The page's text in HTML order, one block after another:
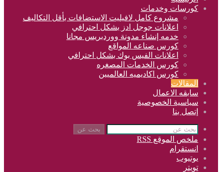
كورسات وخدمات
مشروع كامل لافيليت الاستضافات بأقل التكاليف
اعلانات جوجل ادز بشكل احترافي
خدمه إنشاء مدونة ووردبريس مجانا
كورس صناعه المواقع
اعلانات الفيس بوك بشكل احترافي
كورس الخدمات المصغره
كورس اكاديميه العالميين
المقالات
سابقه الاعمال
سياسية الخصوصية
إتصل بنا
بحث عن
ملخص الموقع RSS
انستقرام
يوتيوب
تويتر